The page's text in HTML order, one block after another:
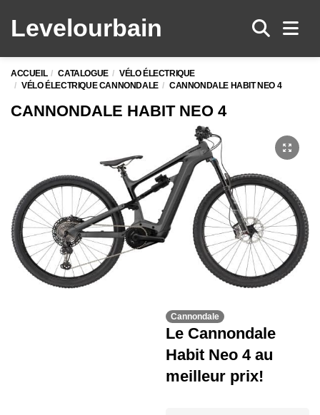
Levelourbain
ACCUEIL CATALOGUE
VÉLO ÉLECTRIQUE
VÉLO ÉLECTRIQUE CANNONDALE
CANNONDALE HABIT NEO 4
CANNONDALE HABIT NEO 4
Cannondale
Le Cannondale
Habit Neo 4 au
meilleur prix!